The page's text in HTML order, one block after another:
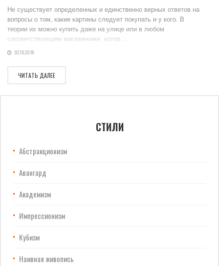
Не существует определенных и единственно верных ответов на
вопросы о том, какие картины следует покупать и у кого. В
теории их можно купить даже на улице или в любом
соответствующем магазинчике, котор...
02.10.2018
ЧИТАТЬ ДАЛЕЕ
СТИЛИ
Абстракционизм
Авангард
Академизм
Импрессионизм
Кубизм
Наивная живопись